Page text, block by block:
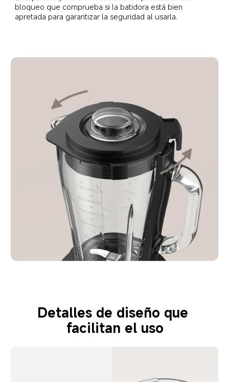
bloqueo que comprueba si la batidora está bien
apretada para garantizar la seguridad al usarla.
Detalles de diseño que
facilitan el uso